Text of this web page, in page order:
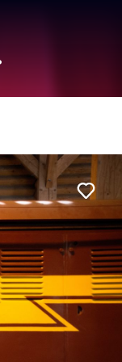
Lense